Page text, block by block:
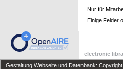
Nur für
Einige Felder
electronic
Gestaltung Webseite und Datenbank: